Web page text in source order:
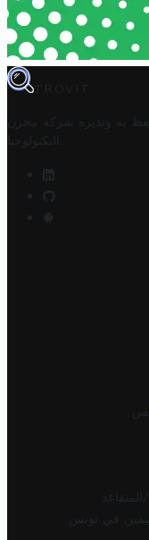
TROVIT
به وتديره
شركة مخزن
التكنولوجيا
في تونس